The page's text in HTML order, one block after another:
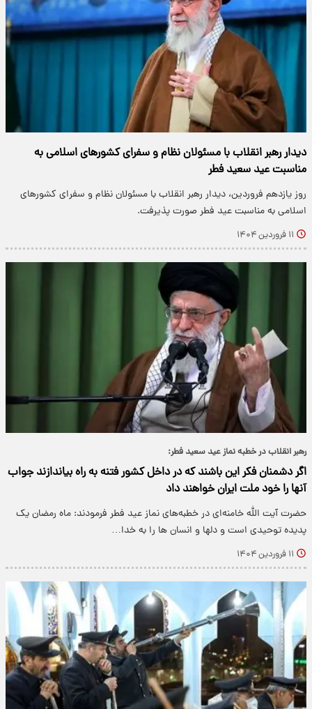
دیدار رهبر انقلاب با مسئولان نظام و سفرای کشورهای اسلامی به
مناسبت عید سعید فطر
روز یازدهم فروردین، دیدار رهبر انقلاب با مسئولان نظام و سفرای کشورهای
اسلامی به مناسبت عید فطر صورت پذیرفت.
۱۱ فروردین ۱۴۰۴
رهبر انقلاب در خطبه نماز عید سعید فطر:
اگر دشمنان فکر این باشند که در داخل کشور فتنه به راه بیاندازند جواب
آنها را خود ملت ایران خواهند داد
حضرت آیت الله خامنه‌ای در خطبه‌های نماز عید فطر فرمودند: ماه رمضان یک
پدیده توحیدی است و دلها و انسان ها را به خدا…
۱۱ فروردین ۱۴۰۴